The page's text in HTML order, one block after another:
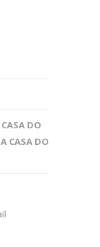
CASA DO
CASA DO